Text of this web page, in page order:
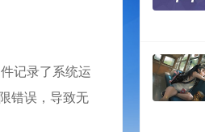
记录了系统运
错误，导致无